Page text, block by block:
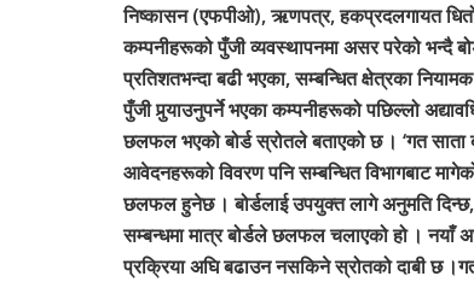
निष्कासन (एफपीओ), ऋणपत्र, हकप्रदलगायत
कम्पनीहरूको पुँजी व्यवस्थापनमा असर परेको
प्रतिशतभन्दा बढी भएका, सम्बन्धित क्षेत्रका
पुँजी पुर्‍याउनुपर्ने भएका कम्पनीहरूको पछिल्लो
छलफल भएको बोर्ड स्रोतले बताएको छ । ‘गत
आवेदनहरूको विवरण पनि सम्बन्धित विभागबाट
छलफल हुनेछ । बोर्डलाई उपयुक्त लागे अनुमति
सम्बन्धमा मात्र बोर्डले छलफल चलाएको हो ।
प्रक्रिया अघि बढाउन नसकिने स्रोतको दाबी छ